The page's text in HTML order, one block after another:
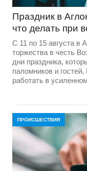
Праздник в
что делать при
С 11 по 15 августа в
торжества в честь
дни праздника,
паломников и
работать в
ПРОИСШЕСТВИЯ